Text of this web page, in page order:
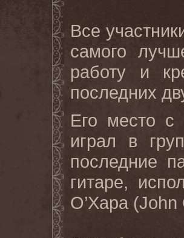
Все
самого
работу и
последних
Его место с
играл в
последние
гитаре,
О’Хара (John